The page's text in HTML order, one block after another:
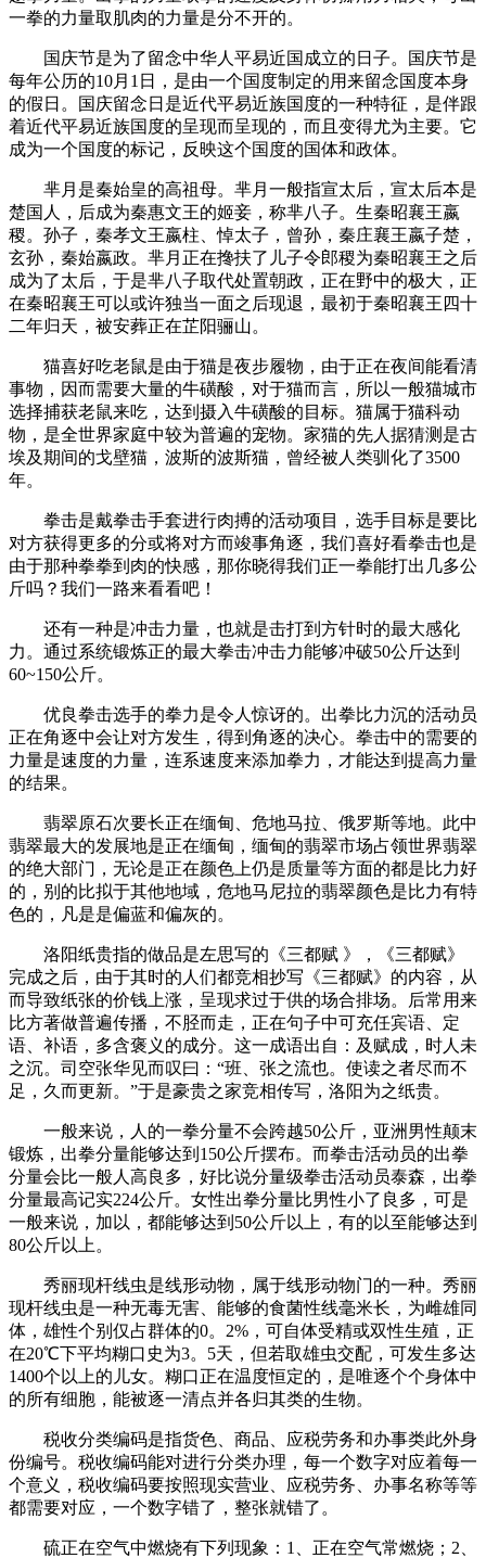
一拳的力量取肌肉的力量是分不开的。
国庆节是为了留念中华人平易近国成立的日子。国庆节是
每年公历的10月1日，是由一个国度制定的用来留念国度本身
的假日。国庆留念日是近代平易近族国度的一种特征，是伴跟
着近代平易近族国度的呈现而呈现的，而且变得尤为主要。它
成为一个国度的标记，反映这个国度的国体和政体。
芈月是秦始皇的高祖母。芈月一般指宣太后，宣太后本是
楚国人，后成为秦惠文王的姬妾，称芈八子。生秦昭襄王嬴
稷。孙子，秦孝文王嬴柱、悼太子，曾孙，秦庄襄王嬴子楚，
玄孙，秦始嬴政。芈月正在搀扶了儿子令郎稷为秦昭襄王之后
成为了太后，于是芈八子取代处置朝政，正在野中的极大，正
在秦昭襄王可以或许独当一面之后现退，最初于秦昭襄王四十
二年归天，被安葬正在芷阳骊山。
猫喜好吃老鼠是由于猫是夜步履物，由于正在夜间能看清
事物，因而需要大量的牛磺酸，对于猫而言，所以一般猫城市
选择捕获老鼠来吃，达到摄入牛磺酸的目标。猫属于猫科动
物，是全世界家庭中较为普遍的宠物。家猫的先人据猜测是古
埃及期间的戈壁猫，波斯的波斯猫，曾经被人类驯化了3500
年。
拳击是戴拳击手套进行肉搏的活动项目，选手目标是要比
对方获得更多的分或将对方而竣事角逐，我们喜好看拳击也是
由于那种拳拳到肉的快感，那你晓得我们正一拳能打出几多公
斤吗？我们一路来看看吧！
还有一种是冲击力量，也就是击打到方针时的最大感化
力。通过系统锻炼正的最大拳击冲击力能够冲破50公斤达到
60~150公斤。
优良拳击选手的拳力是令人惊讶的。出拳比力沉的活动员
正在角逐中会让对方发生，得到角逐的决心。拳击中的需要的
力量是速度的力量，连系速度来添加拳力，才能达到提高力量
的结果。
翡翠原石次要长正在缅甸、危地马拉、俄罗斯等地。此中
翡翠最大的发展地是正在缅甸，缅甸的翡翠市场占领世界翡翠
的绝大部门，无论是正在颜色上仍是质量等方面的都是比力好
的，别的比拟于其他地域，危地马尼拉的翡翠颜色是比力有特
色的，凡是是偏蓝和偏灰的。
洛阳纸贵指的做品是左思写的《三都赋 》，《三都赋》
完成之后，由于其时的人们都竞相抄写《三都赋》的内容，从
而导致纸张的价钱上涨，呈现求过于供的场合排场。后常用来
比方著做普遍传播，不胫而走，正在句子中可充任宾语、定
语、补语，多含褒义的成分。这一成语出自：及赋成，时人未
之沉。司空张华见而叹曰：“班、张之流也。使读之者尽而不
足，久而更新。”于是豪贵之家竞相传写，洛阳为之纸贵。
一般来说，人的一拳分量不会跨越50公斤，亚洲男性颠末
锻炼，出拳分量能够达到150公斤摆布。而拳击活动员的出拳
分量会比一般人高良多，好比说分量级拳击活动员泰森，出拳
分量最高记实224公斤。女性出拳分量比男性小了良多，可是
一般来说，加以，都能够达到50公斤以上，有的以至能够达到
80公斤以上。
秀丽现杆线虫是线形动物，属于线形动物门的一种。秀丽
现杆线虫是一种无毒无害、能够的食菌性线毫米长，为雌雄同
体，雄性个别仅占群体的0。2%，可自体受精或双性生殖，正
在20℃下平均糊口史为3。5天，但若取雄虫交配，可发生多达
1400个以上的儿女。糊口正在温度恒定的，是唯逐个个身体中
的所有细胞，能被逐一清点并各归其类的生物。
税收分类编码是指货色、商品、应税劳务和办事类此外身
份编号。税收编码能对进行分类办理，每一个数字对应着每一
个意义，税收编码要按照现实营业、应税劳务、办事名称等等
都需要对应，一个数字错了，整张就错了。
硫正在空气中燃烧有下列现象：1、正在空气常燃烧；2、